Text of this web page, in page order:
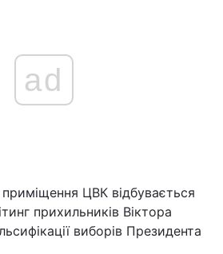
ad
приміщення ЦВК відбувається
прихильників Віктора
виборів Президента